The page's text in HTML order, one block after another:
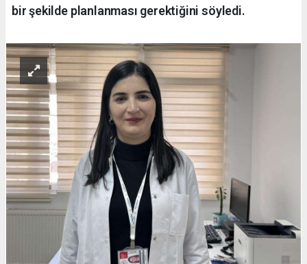
bir şekilde planlanması gerektiğini söyledi.